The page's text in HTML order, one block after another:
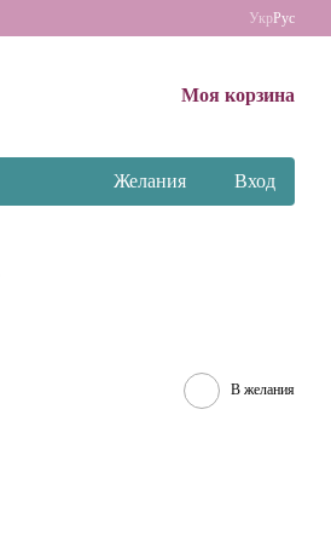
УкрРус
Моя корзина
Желания Вход
В желания